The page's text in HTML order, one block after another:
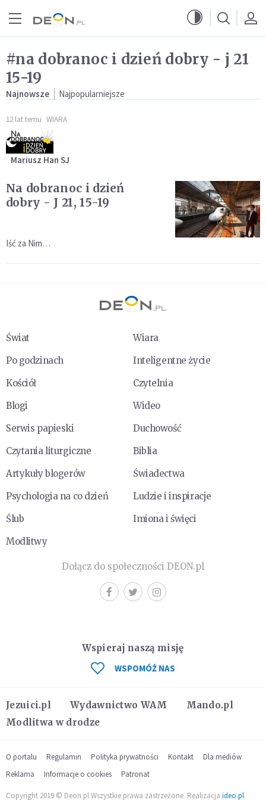
#na dobranoc i dzień dobry - j 21
15-19
Najnowsze Najpopularniejsze
12 lat temu WIARA
Mariusz Han SJ
Na dobranoc i dzień
dobry - J 21, 15-19
Iść za Nim…
Świat
Wiara
Po godzinach
Inteligentne życie
Kościół
Czytelnia
Blogi
Wideo
Serwis papieski
Duchowość
Czytania liturgiczne
Biblia
Artykuły blogerów
Świadectwa
Psychologia na co dzień
Ludzie i inspiracje
Ślub
Imiona i święci
Modlitwy
Dołącz do społeczności DEON.pl
Jezuici.pl Wydawnictwo WAM
Mando.pl
Modlitwa w drodze
Wspieraj naszą misję
WSPOMÓŻ NAS
O portalu Regulamin Polityka prywatności Kontakt
Dla mediów
Reklama
Informacje o cookies Patronat
Copyright 2019 © Deon.pl Wszystkie prawa zastrzeżone. Realizacja ideo.pl